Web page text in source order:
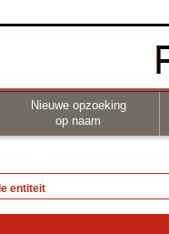
Nieuwe opzoeking
op naam
entiteit